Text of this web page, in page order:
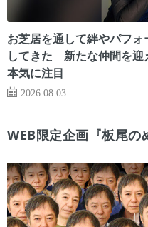
お芝居を通して絆やパフ
してきた 新たな仲間を迎
本気に注目
2026.08.03
WEB限定企画『板尾